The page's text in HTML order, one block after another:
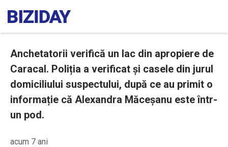
Anchetatorii verifică un lac din apropiere de
Caracal. Poliția a verificat și casele din jurul
domiciliului suspectului, după ce au primit o
informație că Alexandra Măceșanu este într-
un pod.
acum 7 ani